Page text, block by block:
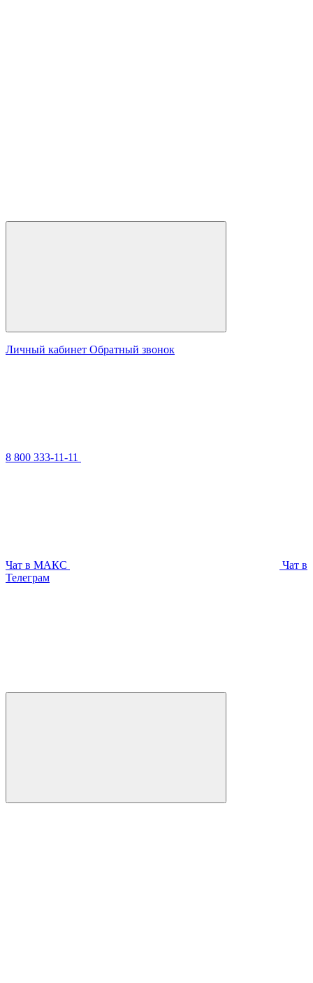
Личный кабинет Обратный звонок
8 800 333-11-11
Чат в МАКС
Чат в
Телеграм